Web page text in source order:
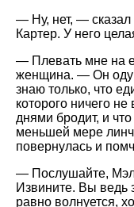
— Ну, нет, —
Картер. У него
— Плевать мне на
женщина. — Он
знаю только, что
которого ничего
днями бродит, и
меньшей мере
повернулась и
— Послушайте,
Извините. Вы ведь
равно волнуется,